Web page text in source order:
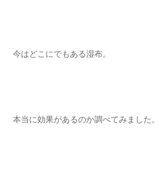
今はどこにでもある湿布。
本当に効果があるのか調べてみました。